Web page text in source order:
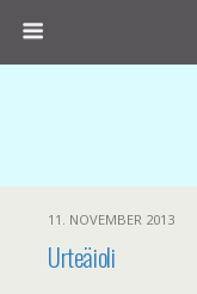
11. NOVEMBER 2013
Urteäioli